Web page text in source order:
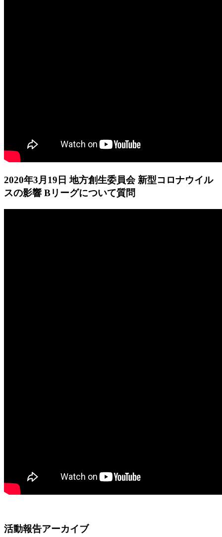
2020年3月19日 地方創生委員会 新型コロナウイル
スの影響 Bリーグについて質問
活動報告アーカイブ